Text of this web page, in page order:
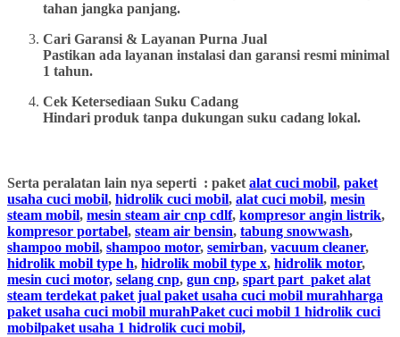
tahan jangka panjang.
Cari Garansi & Layanan Purna Jual
Pastikan ada layanan instalasi dan garansi resmi minimal
1 tahun.
Cek Ketersediaan Suku Cadang
Hindari produk tanpa dukungan suku cadang lokal.
Serta peralatan lain nya seperti : paket alat cuci mobil, paket
usaha cuci mobil, hidrolik cuci mobil, alat cuci mobil, mesin
steam mobil, mesin steam air cnp cdlf, kompresor angin listrik,
kompresor portabel, steam air bensin, tabung snowwash,
shampoo mobil, shampoo motor, semirban, vacuum cleaner,
hidrolik mobil type h, hidrolik mobil type x, hidrolik motor,
mesin cuci motor, selang cnp, gun cnp, spart part paket alat
steam terdekat paket jual paket usaha cuci mobil murahharga
paket usaha cuci mobil murahPaket cuci mobil 1 hidrolik cuci
mobilpaket usaha 1 hidrolik cuci mobil,